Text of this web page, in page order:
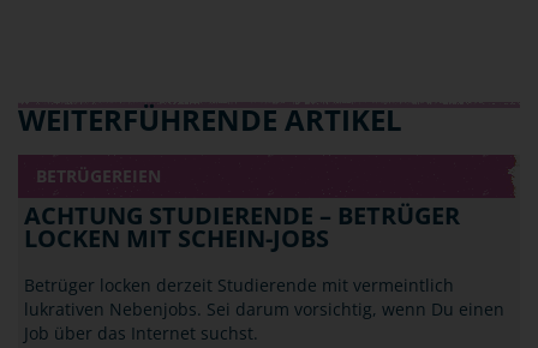
WEITERFÜHRENDE ARTIKEL
BETRÜGEREIEN
ACHTUNG STUDIERENDE – BETRÜGER
LOCKEN MIT SCHEIN-JOBS
Betrüger locken derzeit Studierende mit vermeintlich
lukrativen Nebenjobs. Sei darum vorsichtig, wenn Du einen
Job über das Internet suchst.